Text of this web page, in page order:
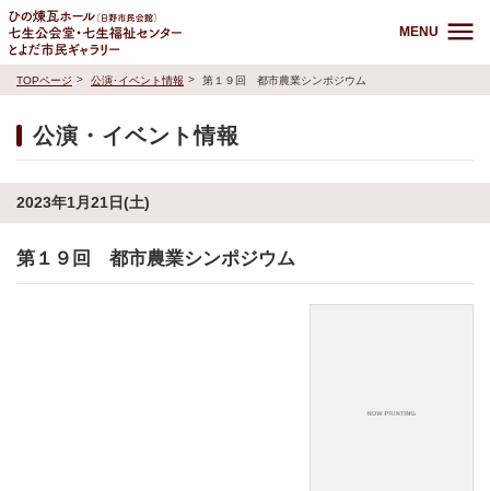
MENU
TOPページ 公演･イベント情報 第１９回 都市農業シンポジウム
公演・イベント情報
2023年1月21日(土)
第１９回 都市農業シンポジウム